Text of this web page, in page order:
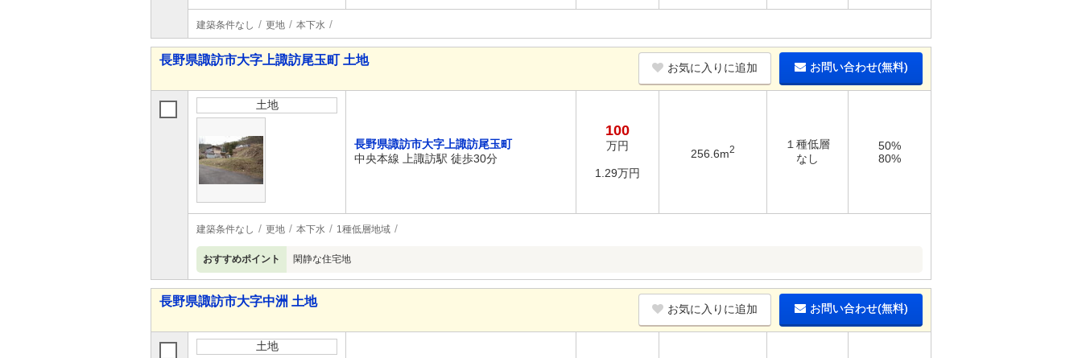
建築条件なし 更地 本下水
長野県諏訪市大字上諏訪尾玉町 土地
お気に入りに追加 お問い合わせ(無料)
土地
長野県諏訪市大字上諏訪尾玉町
中央本線 上諏訪駅 徒歩30分
100
万円
1.29万円
256.6m2
１種低層
なし
50%
80%
建築条件なし 更地 本下水 1種低層地域
おすすめポイント 閑静な住宅地
長野県諏訪市大字中洲 土地
お気に入りに追加 お問い合わせ(無料)
土地